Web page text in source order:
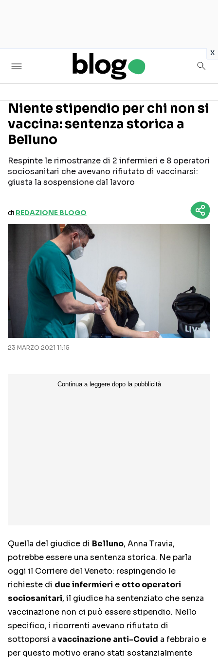
x
Seguici sui social
Niente stipendio per chi non si
vaccina: sentenza storica a
Belluno
Respinte le rimostranze di 2 infermieri e 8 operatori
sociosanitari che avevano rifiutato di vaccinarsi:
giusta la sospensione dal lavoro
di REDAZIONE BLOGO
23 MARZO 2021 11:15
Quella del giudice di Belluno, Anna Travia,
potrebbe essere una sentenza storica. Ne parla
oggi il Corriere del Veneto: respingendo le
richieste di due infermieri e otto operatori
sociosanitari, il giudice ha sentenziato che senza
vaccinazione non ci può essere stipendio. Nello
specifico, i ricorrenti avevano rifiutato di
sottoporsi avaccinazione anti-Covid a febbraio e
per questo motivo erano stati sostanzialmente